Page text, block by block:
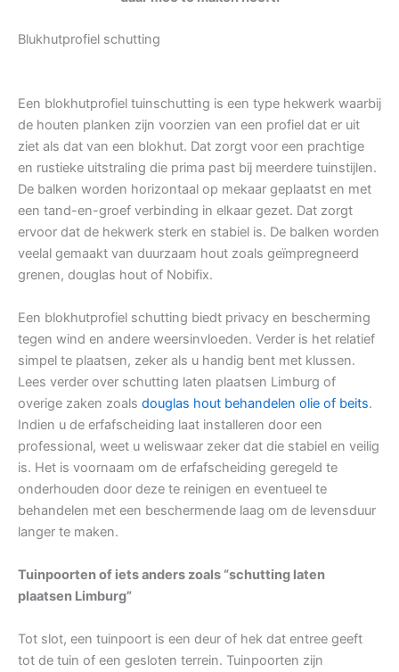
Blukhutprofiel schutting
Een blokhutprofiel tuinschutting is een type hekwerk waarbij
de houten planken zijn voorzien van een profiel dat er uit
ziet als dat van een blokhut. Dat zorgt voor een prachtige
en rustieke uitstraling die prima past bij meerdere tuinstijlen.
De balken worden horizontaal op mekaar geplaatst en met
een tand-en-groef verbinding in elkaar gezet. Dat zorgt
ervoor dat de hekwerk sterk en stabiel is. De balken worden
veelal gemaakt van duurzaam hout zoals geïmpregneerd
grenen, douglas hout of Nobifix.
Een blokhutprofiel schutting biedt privacy en bescherming
tegen wind en andere weersinvloeden. Verder is het relatief
simpel te plaatsen, zeker als u handig bent met klussen.
Lees verder over schutting laten plaatsen Limburg of
overige zaken zoals douglas hout behandelen olie of beits.
Indien u de erfafscheiding laat installeren door een
professional, weet u weliswaar zeker dat die stabiel en veilig
is. Het is voornaam om de erfafscheiding geregeld te
onderhouden door deze te reinigen en eventueel te
behandelen met een beschermende laag om de levensduur
langer te maken.
Tuinpoorten of iets anders zoals “schutting laten
plaatsen Limburg”
Tot slot, een tuinpoort is een deur of hek dat entree geeft
tot de tuin of een gesloten terrein. Tuinpoorten zijn